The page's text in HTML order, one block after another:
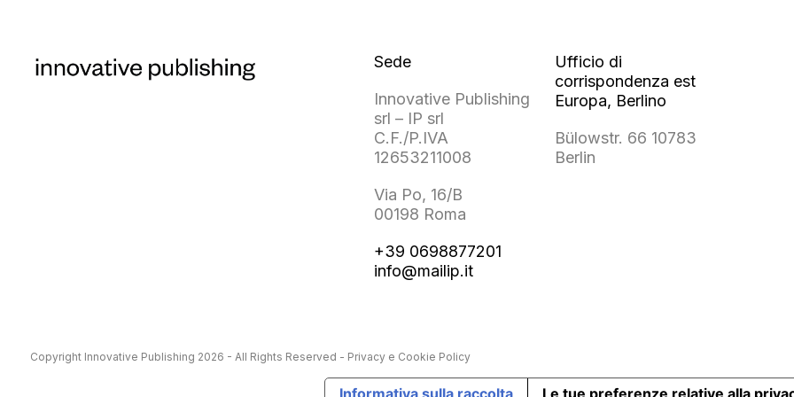
Sede
Innovative Publishing
srl – IP srl
C.F./P.IVA
12653211008
Via Po, 16/B
00198 Roma
+39 0698877201
info@mailip.it
Ufficio di
corrispondenza est
Europa, Berlino
Bülowstr. 66 10783
Berlin
Copyright Innovative Publishing 2026 - All Rights Reserved - Privacy e Cookie Policy
Informativa sulla raccolta Le tue preferenze relative alla